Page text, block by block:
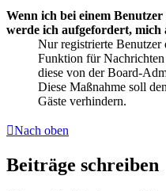
Wenn ich bei einem
werde ich aufgefordert, mich
Nur registrierte
Funktion für
diese von der Board-
Diese Maßnahme soll
Gäste verhindern.
Nach oben
Beiträge schreiben